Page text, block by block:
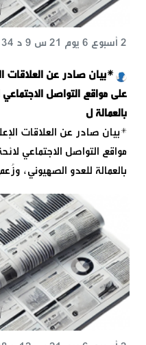
*بيان صادر عن العلاقات
على مواقع التواصل
بالعمالة ل
2 أسبوع 6 يوم 21 س 9 د 34 ث
*بيان صادر عن العلاقات
مواقع التواصل الاجتماعي
بالعمالة للعدو الصهيوني،